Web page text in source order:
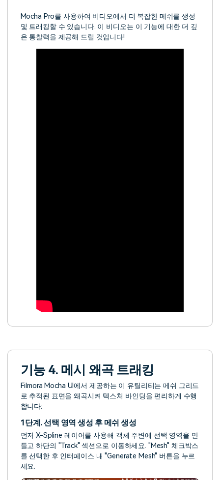
Mocha Pro를 사용하여 비디오에서 더 복잡한 메쉬를 생성
및 트래킹할 수 있습니다. 이 비디오는 이 기능에 대한 더 깊
은 통찰력을 제공해 드릴 것입니다!
기능 4. 메시 왜곡 트래킹
Filmora Mocha UI에서 제공하는 이 유틸리티는 메쉬 그리드
로 추적된 표면을 왜곡시켜 텍스처 바인딩을 편리하게 수행
합니다:
1단계. 선택 영역 생성 후 메쉬 생성
먼저 X-Spline 레이어를 사용해 객체 주변에 선택 영역을 만
들고 하단의 "Track" 섹션으로 이동하세요. "Mesh" 체크박스
를 선택한 후 인터페이스 내 "Generate Mesh" 버튼을 누르
세요.